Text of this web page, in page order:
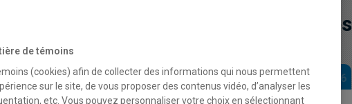
Sociologie des familles
Horaire - Été 2026 Horaire - Automne 2026
de témoins
(cookies) afin de collecter des informations qui nous permettent
sur le site, de vous proposer des contenus vidéo, d’analyser les
etc. Vous pouvez personnaliser votre choix en sélectionnant